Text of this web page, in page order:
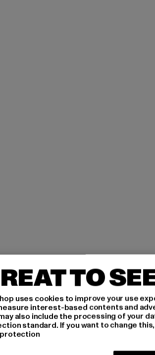
TO
uses cookies to improve your use
interest-based contents and
also include the processing of your
standard. If you want to change